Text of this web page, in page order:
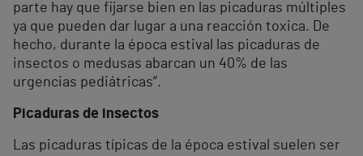
parte hay que fijarse bien en las picaduras múltiples
ya que pueden dar lugar a una reacción toxica. De
hecho, durante la época estival las picaduras de
insectos o medusas abarcan un 40% de las
urgencias pediátricas”.
Picaduras de insectos
Las picaduras típicas de la época estival suelen ser